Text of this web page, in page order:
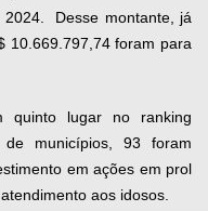
2024. Desse montante, já
10.669.797,74 foram para
quinto lugar no ranking
municípios, 93 foram
em ações em prol
aos idosos.